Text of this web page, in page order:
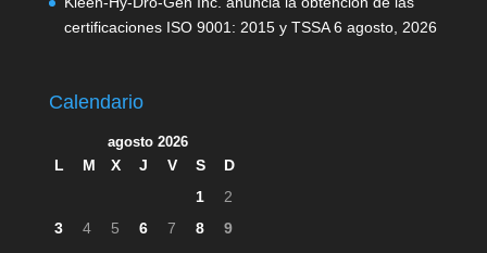
certificaciones ISO 9001: 2015 y TSSA 6 agosto, 2026
Calendario
agosto 2026
L M X J V S
D
1
2
3
4 5 6 7 8
9